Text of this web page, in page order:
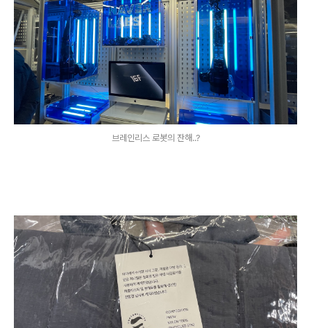
브레인리스 로봇의 잔해..?